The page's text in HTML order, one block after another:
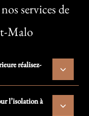
services de
Malo
réalisez-
l’isolation à